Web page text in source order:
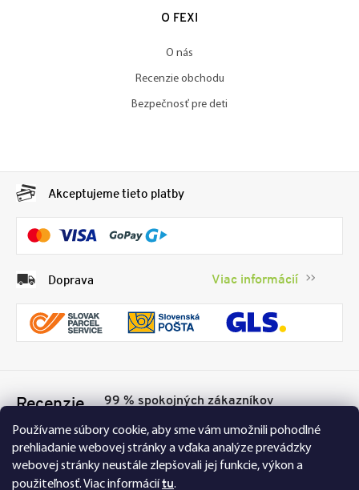
Používame súbory cookie, aby sme vám umožnili pohodlné
prehliadanie webovej stránky a vďaka analýze prevádzky
webovej stránky neustále zlepšovali jej funkcie, výkon a
použiteľnosť.Viac informáciítu.
O FEXI
O nás
Recenzie obchodu
Bezpečnosť pre deti
Akceptujeme tieto platby
Doprava Viac informácií
Recenzie 99 % spokojných zákazníkov